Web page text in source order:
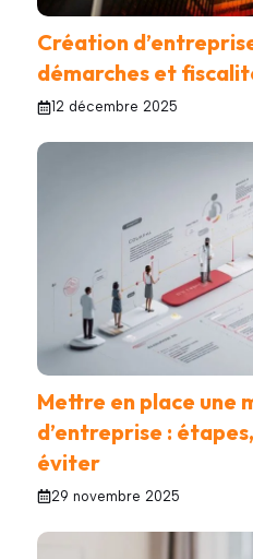
Création
démarches et
12 décembre 2025
Mettre en place une
d’entreprise :
éviter
29 novembre 2025